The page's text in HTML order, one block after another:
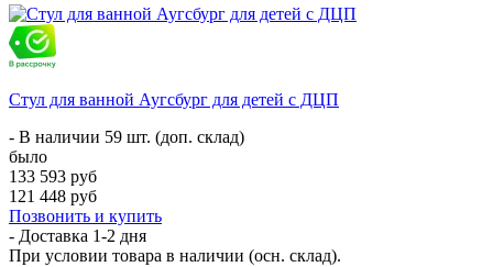
Стул для ванной Аугсбург для детей с ДЦП
- В наличии 59 шт. (доп. склад)
было
133 593 руб
121 448 руб
Позвонить и купить
- Доставка 1-2 дня
При условии товара в наличии (осн. склад).